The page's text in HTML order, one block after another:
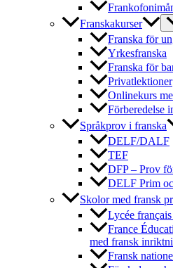
Franskakurser
Franska för
Yrkesfranska
Franska för
Privatlektioner
Onlinekurs
Förberedelse
Språkprov i franska
DELF/DALF
TEF
DFP – Prov
DELF Prim
Skolor med fransk
Lycée
France
med fransk
Fransk